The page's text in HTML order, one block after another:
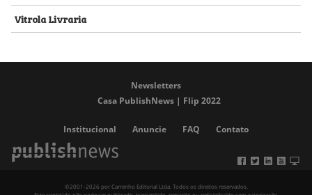
Vitrola Livraria
Newsletters
Casa PublishNews | Flip 2022
Institucional Anuncie FAQ Contato
©2001-2026 por Carrenho Editorial Ltda. Todos os direitos reservados.